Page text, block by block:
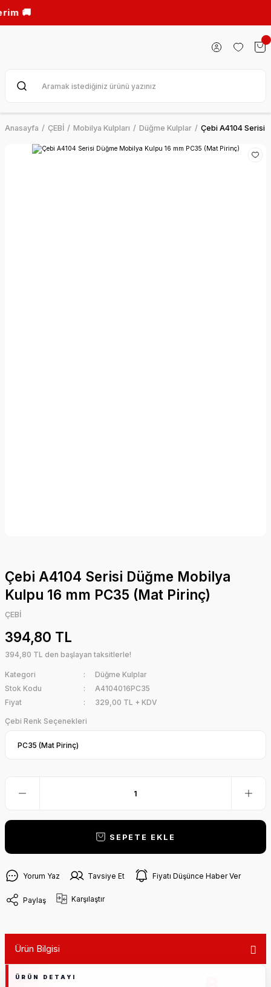
Anasayfa ÇEBİ Mobilya Kulpları Düğme Kulplar Çebi A4104 Serisi
Çebi A4104 Serisi Düğme Mobilya
Kulpu 16 mm PC35 (Mat Pirinç)
ÇEBİ
394,80 TL
394,80 TL den başlayan taksitlerle!
Kategori
Düğme Kulplar
Stok Kodu
A4104016PC35
Fiyat
329,00 TL + KDV
Çebi Renk Seçenekleri
SEPETE EKLE
Yorum Yaz Tavsiye Et Fiyatı Düşünce Haber Ver
Paylaş Karşılaştır
Ürün Bilgisi